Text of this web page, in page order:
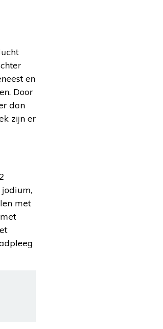
en
Door
dan
zijn er
met